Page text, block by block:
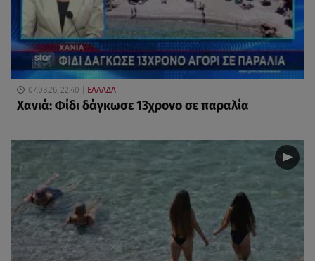
07.08.26, 22:40 ΕΛΛΑΔΑ
Χανιά: Φίδι δάγκωσε 13χρονο σε παραλία